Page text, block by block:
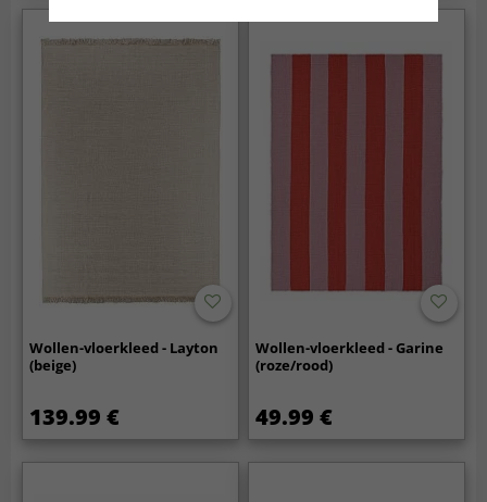
Wollen-vloerkleed - Layton
(beige)
139.99 €
Wollen-vloerkleed - Garine
(roze/rood)
49.99 €